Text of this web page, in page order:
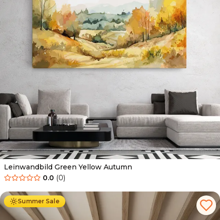
Leinwandbild Green Yellow Autumn
0.0 (0)
Summer Sale
Ab 39.90 € 34.90